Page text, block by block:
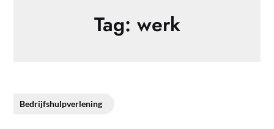
Tag: werk
Bedrijfshulpverlening